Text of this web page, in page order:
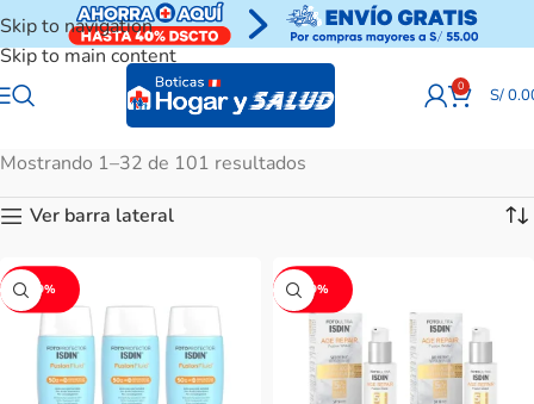
Skip to navigation
Skip to main content
0 S/
Mostrando 1–32 de 101 resultados
Ver barra lateral
-39% -29%